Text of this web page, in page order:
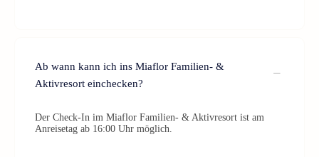
Ab wann kann ich ins Miaflor Familien- &
Aktivresort einchecken?
Der Check-In im Miaflor Familien- & Aktivresort ist am
Anreisetag ab 16:00 Uhr möglich.